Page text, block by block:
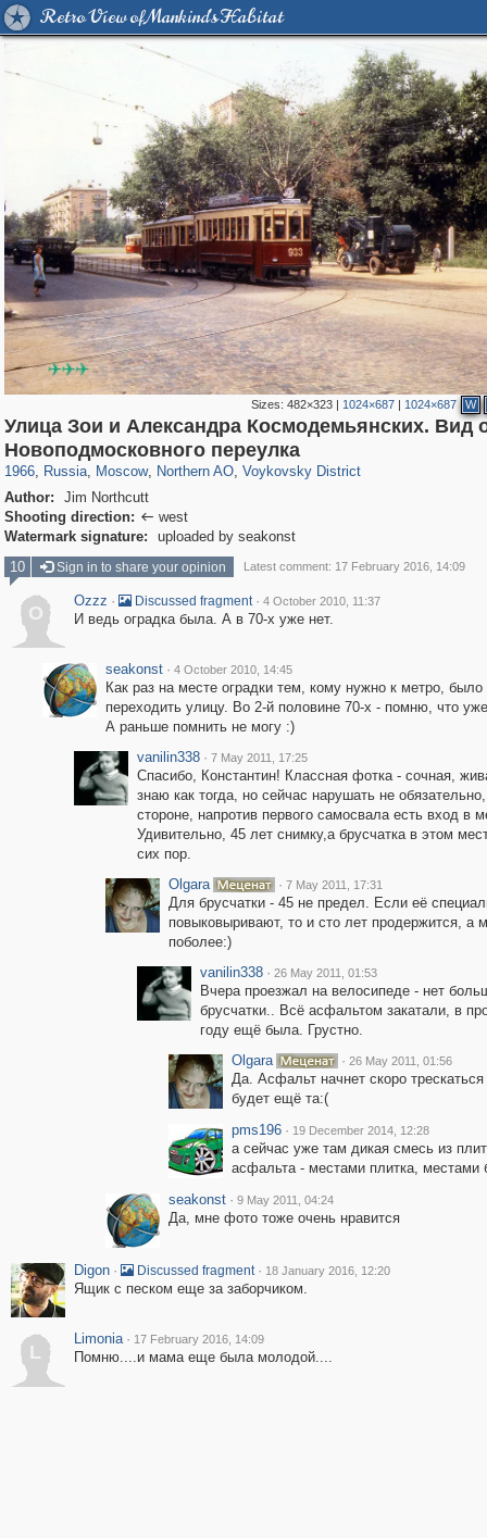
Retro View of Mankind's Habitat
Sizes: 482×323| 1024×687| 1024×687 W
Улица Зои и Александра Космодемьянских. Вид
Новоподмосковного переулка
1966, Russia
1,406,837 29,243
, Moscow
319,861 8,286
, Northern AO
22,540 598
, Voykovsky District
1,077 10
Author:
Jim Northcutt
Shooting direction:  west
Watermark signature:
uploaded by seakonst
10
Sign in to share your opinion Latest comment: 17 February 2016, 14:09
O
Ozzz · Discussed fragment · 4 October 2010, 11:37
И ведь оградка была. А в 70-х уже нет.
seakonst · 4 October 2010, 14:45
Как раз на месте оградки тем, кому нужно к метро, было
переходить улицу. Во 2-й половине 70-х - помню, что
А раньше помнить не могу :)
vanilin338 · 7 May 2011, 17:25
Спасибо, Константин! Классная фотка - сочная,
знаю как тогда, но сейчас нарушать не
стороне, напротив первого самосвала есть вход в
Удивительно, 45 лет снимку,а брусчатка в этом
сих пор.
Olgara
· 7 May 2011, 17:31
Для брусчатки - 45 не предел. Если её
повыковыривают, то и сто лет продержится, а
поболее:)
vanilin338 · 26 May 2011, 01:53
Вчера проезжал на велосипеде - нет
брусчатки.. Всё асфальтом закатали, в
году ещё была. Грустно.
Olgara
· 26 May 2011, 01:56
Да. Асфальт начнет скоро
будет ещё та:(
pms196 · 19 December 2014, 12:28
а сейчас уже там дикая смесь из
асфальта - местами плитка, местами
seakonst · 9 May 2011, 04:24
Да, мне фото тоже очень нравится
Digon · Discussed fragment · 18 January 2016, 12:20
Ящик с песком еще за заборчиком.
L
Limonia · 17 February 2016, 14:09
Помню....и мама еще была молодой....